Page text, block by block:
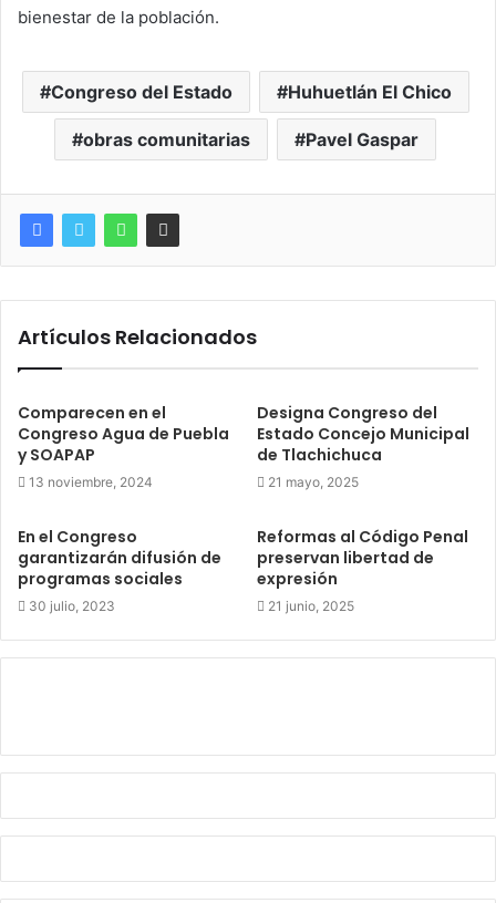
bienestar de la población.
Congreso del Estado Huhuetlán El Chico
obras comunitarias Pavel Gaspar
Artículos Relacionados
Comparecen en el
Congreso Agua de Puebla
y SOAPAP
13 noviembre, 2024
Designa Congreso del
Estado Concejo Municipal
de Tlachichuca
21 mayo, 2025
En el Congreso
garantizarán difusión de
programas sociales
30 julio, 2023
Reformas al Código Penal
preservan libertad de
expresión
21 junio, 2025